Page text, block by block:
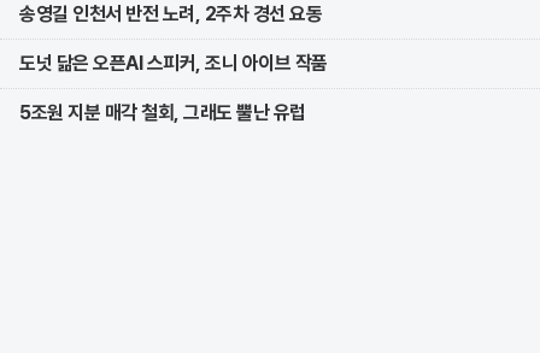
송영길 인천서 반전 노려, 2주차 경선 요동
도넛 닮은 오픈AI 스피커, 조니 아이브 작품
5조원 지분 매각 철회, 그래도 뿔난 유럽